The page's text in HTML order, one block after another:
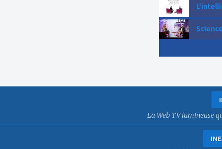
La Web TV lumineuse